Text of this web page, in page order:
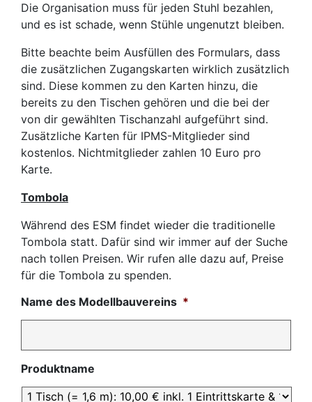
Die Organisation muss für jeden Stuhl bezahlen,
und es ist schade, wenn Stühle ungenutzt bleiben.
Bitte beachte beim Ausfüllen des Formulars, dass
die zusätzlichen Zugangskarten wirklich zusätzlich
sind. Diese kommen zu den Karten hinzu, die
bereits zu den Tischen gehören und die bei der
von dir gewählten Tischanzahl aufgeführt sind.
Zusätzliche Karten für IPMS-Mitglieder sind
kostenlos. Nichtmitglieder zahlen 10 Euro pro
Karte.
Tombola
Während des ESM findet wieder die traditionelle
Tombola statt. Dafür sind wir immer auf der Suche
nach tollen Preisen. Wir rufen alle dazu auf, Preise
für die Tombola zu spenden.
Name des Modellbauvereins *
Produktname